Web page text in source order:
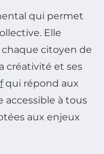
qui permet
Elle
citoyen de
créativité et ses
qui répond aux
accessible à tous
aux enjeux